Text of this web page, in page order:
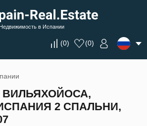
Недвижимость в Испании
(0) (0)
ВИЛЬЯХОЙОСА,
2 СПАЛЬНИ,